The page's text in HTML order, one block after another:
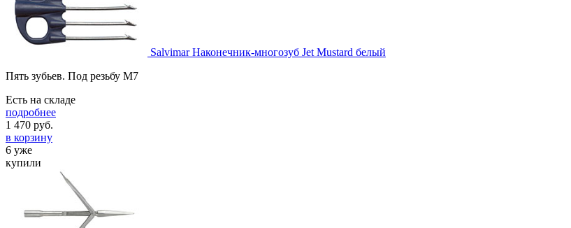
Salvimar Наконечник-многозуб Jet Mustard белый
Пять зубьев. Под резьбу M7
Есть на складе
подробнее
1 470 руб.
в корзину
6 уже
купили